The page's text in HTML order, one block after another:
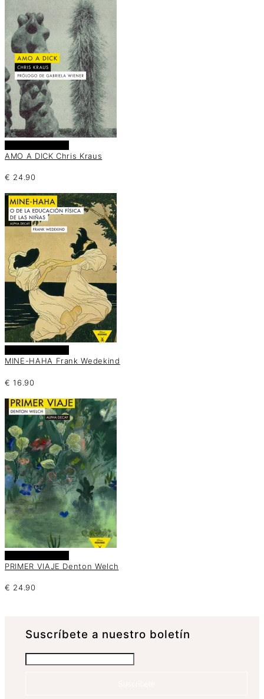
AMO A DICK Chris Kraus
€ 24.90
MINE-HAHA Frank Wedekind
€ 16.90
PRIMER VIAJE Denton Welch
€ 24.90
Suscrí­bete a nuestro boletín